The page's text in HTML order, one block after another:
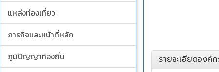
แหล่งท่องเที่ยว
ภารกิจและหน้าที่หลัก
ภูมิปัญญาท้องถิ่น
รายละเอียดองค์ก